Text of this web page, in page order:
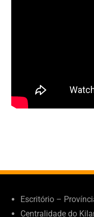
Escritório –
Centralidade do